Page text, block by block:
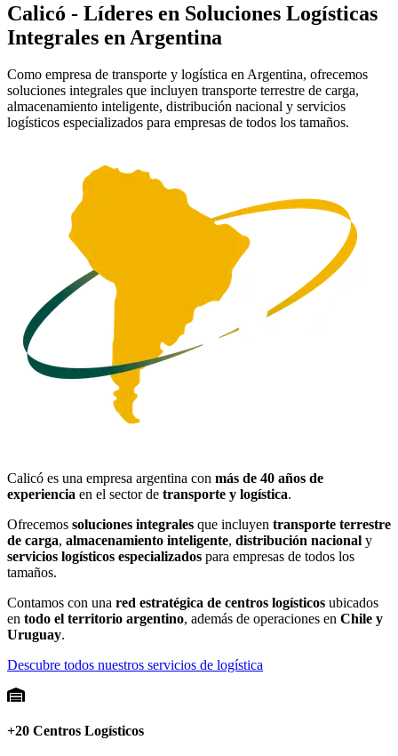
Calicó - Líderes en Soluciones Logísticas
Integrales en Argentina
Como empresa de transporte y logística en Argentina, ofrecemos
soluciones integrales que incluyen transporte terrestre de carga,
almacenamiento inteligente, distribución nacional y servicios
logísticos especializados para empresas de todos los tamaños.
Calicó es una empresa argentina con más de 40 años de
experiencia en el sector de transporte y logística.
Ofrecemos soluciones integrales que incluyen transporte terrestre
de carga, almacenamiento inteligente, distribución nacional y
servicios logísticos especializados para empresas de todos los
tamaños.
Contamos con una red estratégica de centros logísticos ubicados
en todo el territorio argentino, además de operaciones en Chile y
Uruguay.
Descubre todos nuestros servicios de logística
+20 Centros Logísticos